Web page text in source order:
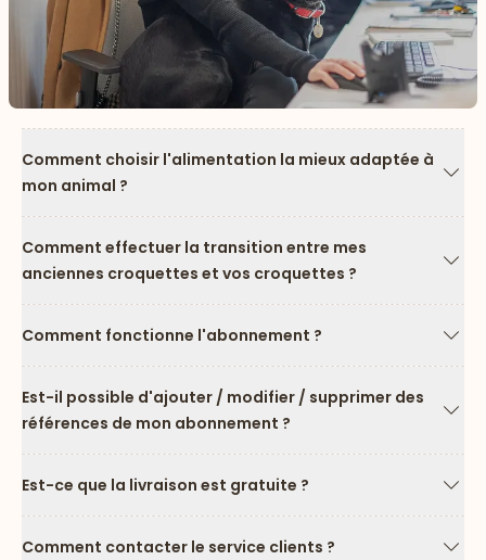
Comment choisir l'alimentation la mieux adaptée à
mon animal ?
Comment effectuer la transition entre mes
anciennes croquettes et vos croquettes ?
Comment fonctionne l'abonnement ?
Est-il possible d'ajouter / modifier / supprimer des
références de mon abonnement ?
Est-ce que la livraison est gratuite ?
Comment contacter le service clients ?